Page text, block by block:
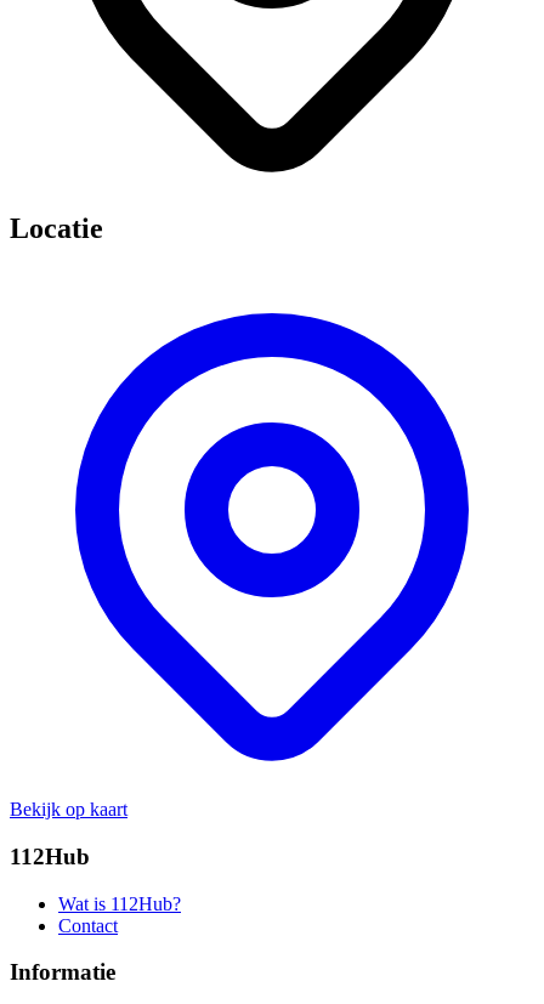
Locatie
Bekijk op kaart
112Hub
Wat is 112Hub?
Contact
Informatie